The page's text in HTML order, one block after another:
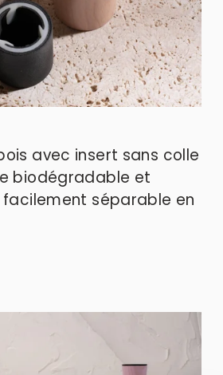
avec insert sans colle
biodégradable et
séparable en